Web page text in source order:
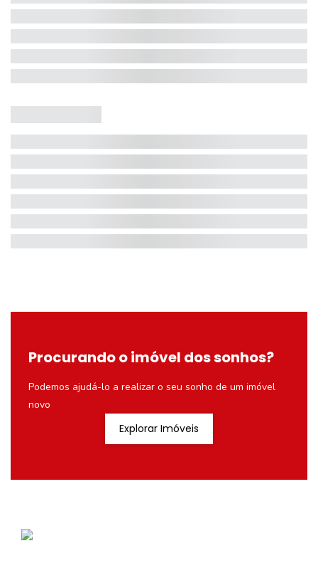
Procurando o imóvel dos sonhos?
Podemos ajudá-lo a realizar o seu sonho de um imóvel
novo
Explorar Imóveis